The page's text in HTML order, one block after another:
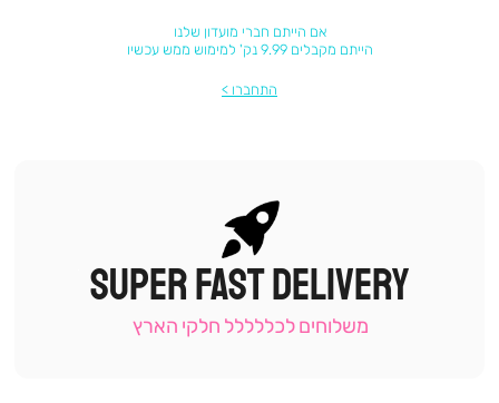
אם הייתם חברי מועדון שלנו
הייתם מקבלים 9.99 נק' למימוש ממש עכשיו
התחברו
|
תומכי
-
SUPER FAST DELIVERY
משלוחים לכללללל חלקי הארץ